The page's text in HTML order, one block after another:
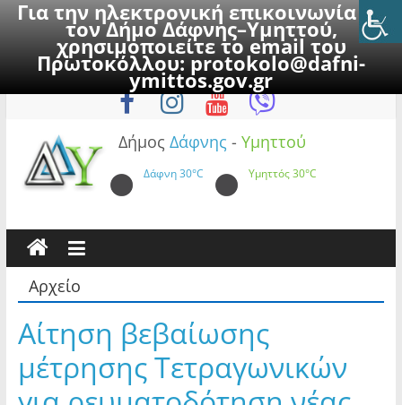
Για την ηλεκτρονική επικοινωνία με
τον Δήμο Δάφνης–Υμηττού,
χρησιμοποιείτε το email του
Πρωτοκόλλου:protokolo@dafni-
ymittos.gov.gr
to
Παρασκευή, 7 Αυγούστου 2026
Δήμος Δάφνης - Υμηττού
Δάφνη30°C Υμηττός30°C
Αρχείο
Αίτηση βεβαίωσης
μέτρησης Τετραγωνικών